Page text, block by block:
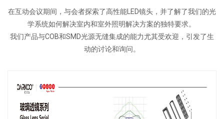
在互动会议期间，与会者探索了高性能LED镜头，并了解了我们的光
学系统如何解决室内和室外照明解决方案的独特要求。
我们产品与COB和SMD光源无缝集成的能力尤其受欢迎，引发了生
动的讨论和询问。